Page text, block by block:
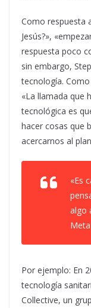
Como respuesta
Jesús?»,
respuesta poco
sin embargo,
tecnología.
«La llamada que
tecnológica es
hacer cosas que
acercarnos al
«Es
algo
Meta
Por ejemplo: En
tecnología
Collective, un